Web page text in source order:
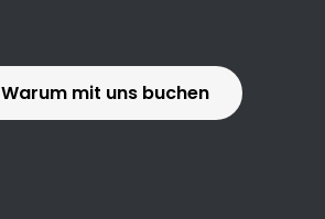
Warum mit uns buchen